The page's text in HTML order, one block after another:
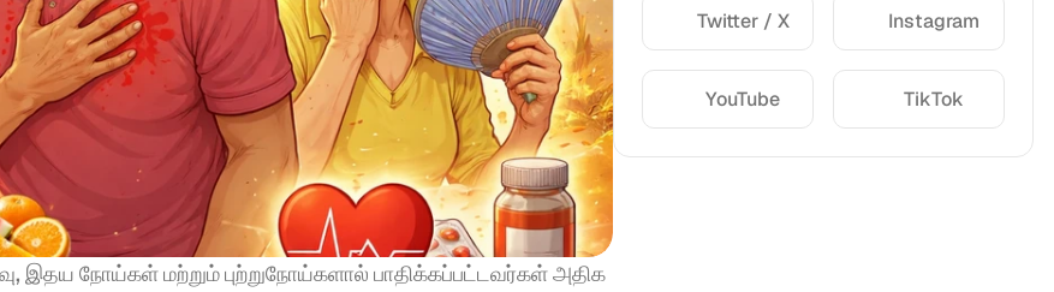
இதய நோய்கள் மற்றும் புற்றுநோய்களால் பாதிக்கப்பட்டவர்கள் அதிக
Twitter / X Instagram
YouTube TikTok